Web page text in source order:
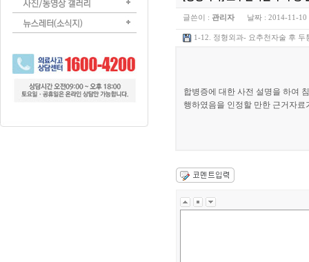
글쓴이 : 관리자 날짜 : 2014-11-10
1-12. 정형외과- 요추천자술 후
합병증에 대한 사전 설명을 하여
행하였음을 인정할 만한 근거자